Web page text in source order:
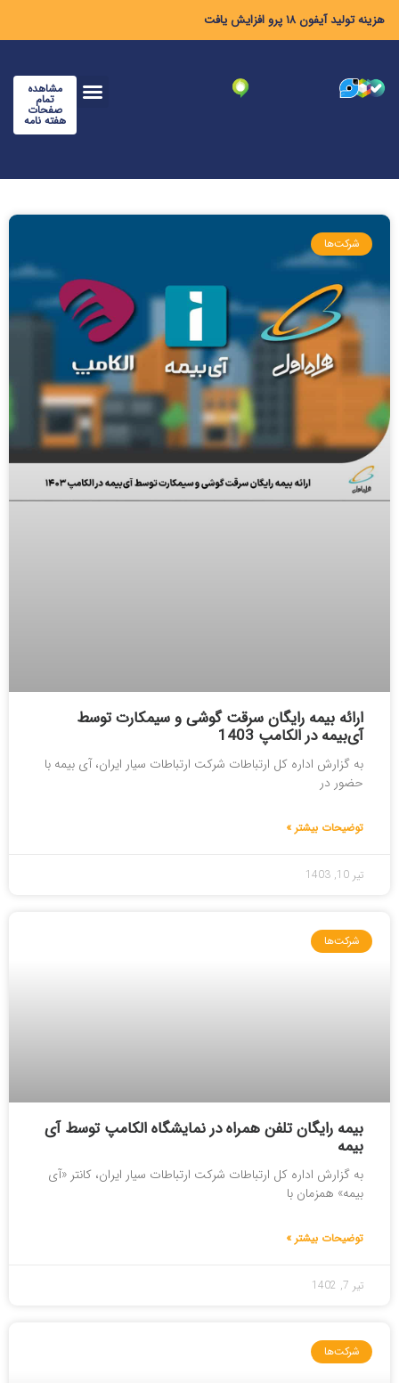
هزینه تولید آیفون ۱۸ پرو افزایش یافت
مشاهده
تمام
صفحات
هفته نامه
شرکت‌ها
ارائه بیمه رایگان سرقت گوشی و سیمکارت توسط
آی‌بیمه در الکامپ 1403
به گزارش اداره کل ارتباطات شرکت ارتباطات سیار ایران، آی بیمه با
حضور در
توضیحات بیشتر »
تیر 10, 1403
شرکت‌ها
بیمه رایگان تلفن همراه در نمایشگاه الکامپ توسط آی
بیمه
به گزارش اداره کل ارتباطات شرکت ارتباطات سیار ایران، کانتر «آی
بیمه» همزمان با
توضیحات بیشتر »
تیر 7, 1402
شرکت‌ها